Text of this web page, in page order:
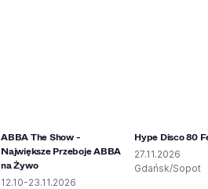
ABBA The Show -
Największe Przeboje ABBA
na Żywo
12.10-23.11.2026
Hype Disco 80
27.11.2026
Gdańsk/Sopot